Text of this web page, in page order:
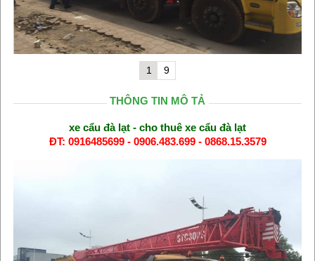
1 9
THÔNG TIN MÔ TẢ
xe cẩu đà lạt - cho thuê xe cẩu đà lạt
ĐT: 0916485699 - 0906.483.699 - 0868.15.3579